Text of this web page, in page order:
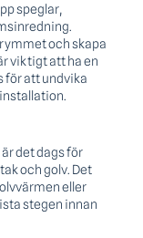
speglar,
och skapa
viktigt att ha en
för att undvika
det dags för
och golv. Det
eller
stegen innan